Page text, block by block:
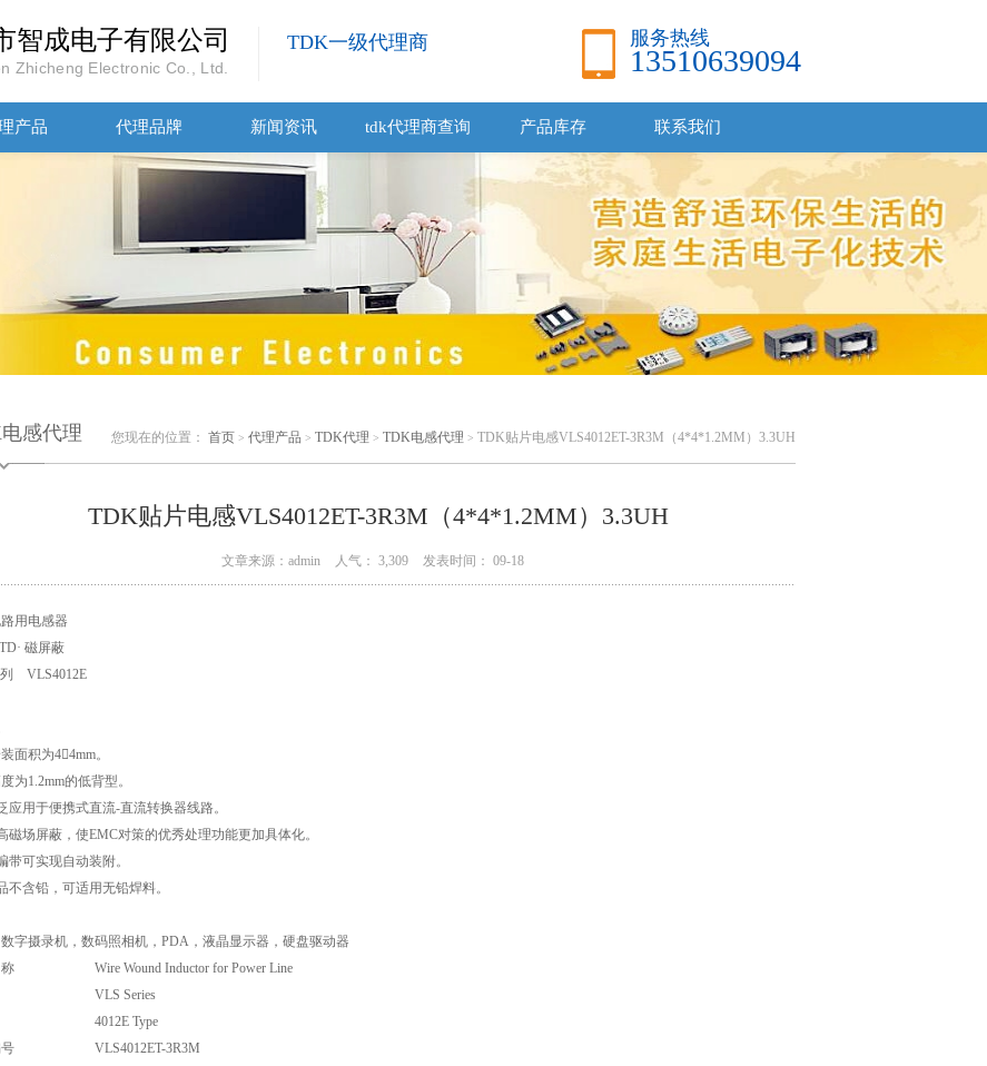
智成电子有限公司
Zhicheng Electronic Co., Ltd.
TDK一级代理商 服务热线
13510639094
产品 代理品牌 新闻资讯 tdk代理商查询 产品库存 联系我们
感代理 您现在的位置： 首页 > 代理产品 > TDK代理 > TDK电感代理 > TDK贴片电感VLS4012ET-3R3M（4*4*1.2MM）3.3UH
TDK贴片电感VLS4012ET-3R3M（4*4*1.2MM）3.3UH
文章来源：admin 人气： 3,309 发表时间： 09-18
用电感器
磁屏蔽
VLS4012E
面积为44mm。
为1.2mm的低背型。
应用于便携式直流-直流转换器线路。
磁场屏蔽，使EMC对策的优秀处理功能更加具体化。
带可实现自动装附。
不含铅，可适用无铅焊料。
字摄录机，数码照相机，PDA，液晶显示器，硬盘驱动器
Wire Wound Inductor for Power Line
VLS Series
4012E Type
VLS4012ET-3R3M